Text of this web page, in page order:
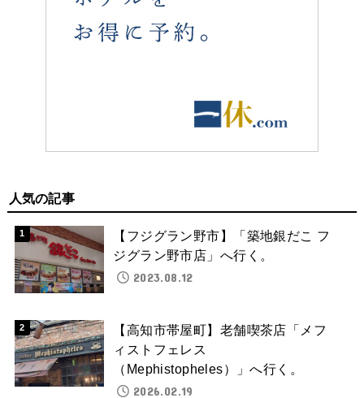
人気の記事
【フジグラン野市】「築地銀だこ フ
ジグラン野市店」へ行く。
2023.08.12
【高知市帯屋町】老舗喫茶店「メフ
ィストフェレス
（Mephistopheles）」へ行く。
2026.02.19